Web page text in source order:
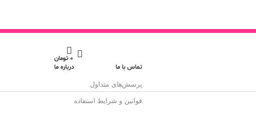
0 تومان
تماس با ما
پرسش‌های متداول
قوانین و شرایط استفاده
درباره ما